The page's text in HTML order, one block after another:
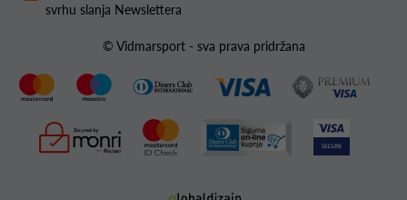
svrhu slanja Newslettera
© Vidmarsport - sva prava pridržana